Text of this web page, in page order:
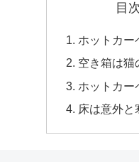
目次
ホットカー
空き箱は猫
ホットカー
床は意外と